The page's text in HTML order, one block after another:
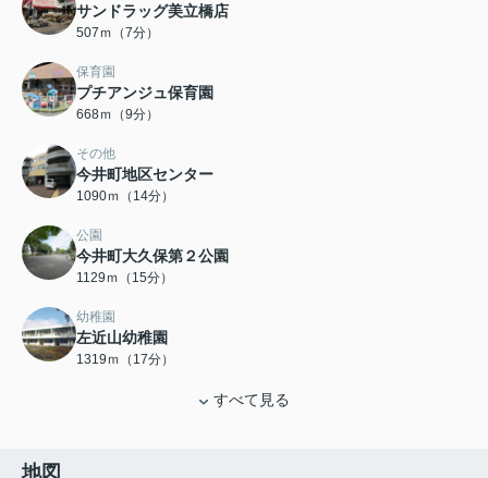
サンドラッグ美立橋店
507ｍ（7分）
保育園
プチアンジュ保育園
668ｍ（9分）
その他
今井町地区センター
1090ｍ（14分）
公園
今井町大久保第２公園
1129ｍ（15分）
幼稚園
左近山幼稚園
1319ｍ（17分）
すべて見る
地図